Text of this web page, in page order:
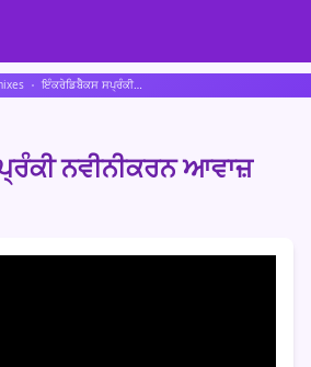
ਇੰਕਰੇਡਿਬੋੈਕਸ ਸਪ੍ਰੰਕੀ ਨਵੀਨੀਕਰਨ ਆਵਾਜ਼ ਅਦਾਕਾਰੀ ਬੀਟਾ
ਨਵੀਨੀਕਰਨ ਆਵਾਜ਼